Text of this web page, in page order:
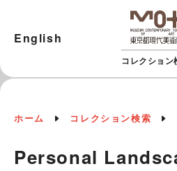
コレクション
English
ホーム コレクション検索
Personal